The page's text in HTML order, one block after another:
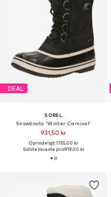
DEAL
SOREL
Snowboots 'Winter Carnival'
931,50 kr
Oprindeligt: 1.155,00 kr
Sidste laveste pris:919,00 kr